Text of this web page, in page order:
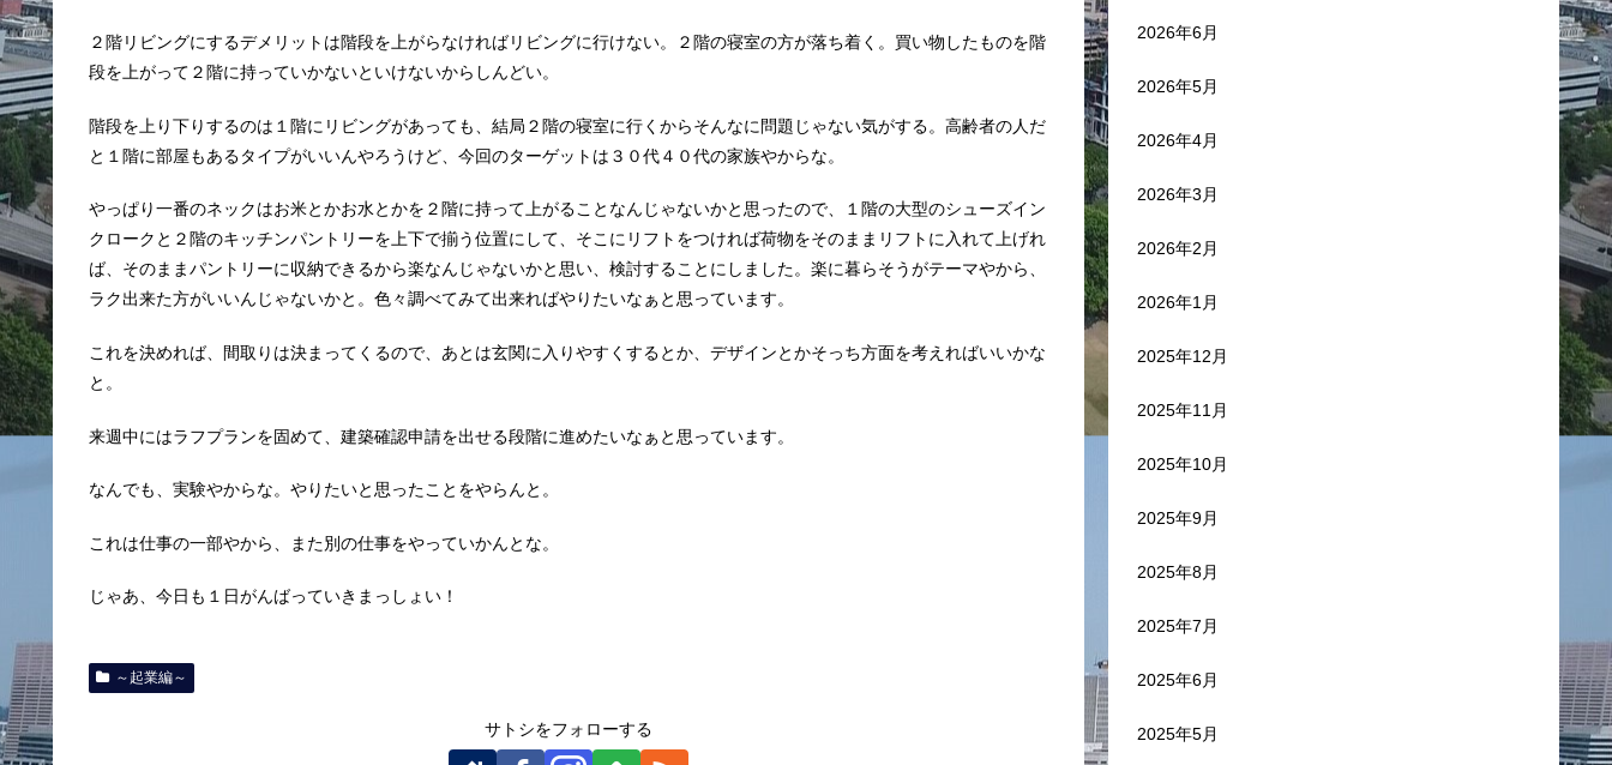
２階リビングにするデメリットは階段を上がらなければリビングに行けない。２階の寝室の方が落ち着く。買い物したものを階
段を上がって２階に持っていかないといけないからしんどい。
階段を上り下りするのは１階にリビングがあっても、結局２階の寝室に行くからそんなに問題じゃない気がする。高齢者の人だ
と１階に部屋もあるタイプがいいんやろうけど、今回のターゲットは３０代４０代の家族やからな。
やっぱり一番のネックはお米とかお水とかを２階に持って上がることなんじゃないかと思ったので、１階の大型のシューズイン
クロークと２階のキッチンパントリーを上下で揃う位置にして、そこにリフトをつければ荷物をそのままリフトに入れて上げれ
ば、そのままパントリーに収納できるから楽なんじゃないかと思い、検討することにしました。楽に暮らそうがテーマやから、
ラク出来た方がいいんじゃないかと。色々調べてみて出来ればやりたいなぁと思っています。
これを決めれば、間取りは決まってくるので、あとは玄関に入りやすくするとか、デザインとかそっち方面を考えればいいかな
と。
来週中にはラフプランを固めて、建築確認申請を出せる段階に進めたいなぁと思っています。
なんでも、実験やからな。やりたいと思ったことをやらんと。
これは仕事の一部やから、また別の仕事をやっていかんとな。
じゃあ、今日も１日がんばっていきまっしょい！
～起業編～
サトシをフォローする
2026年6月
2026年5月
2026年4月
2026年3月
2026年2月
2026年1月
2025年12月
2025年11月
2025年10月
2025年9月
2025年8月
2025年7月
2025年6月
2025年5月